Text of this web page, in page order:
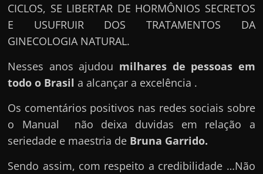
CICLOS, SE LIBERTAR DE HORMÔNIOS SECRETOS
E USUFRUIR DOS TRATAMENTOS DA
GINECOLOGIA NATURAL.
Nesses anos ajudou milhares de pessoas em
todo o Brasil a alcançar a excelência .
Os comentários positivos nas redes sociais sobre
o Manual não deixa duvidas em relação a
seriedade e maestria de Bruna Garrido.
Sendo assim, com respeito a credibilidade …Não